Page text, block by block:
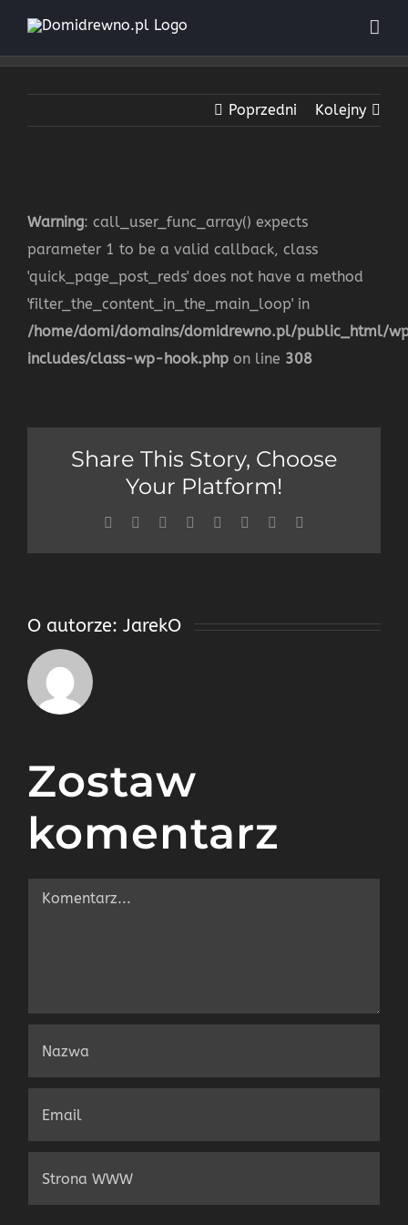
zawartości
Poprzedni Kolejny
Warning: call_user_func_array() expects
parameter 1 to be a valid callback, class
'quick_page_post_reds' does not have a method
'filter_the_content_in_the_main_loop' in
/home/domi/domains/domidrewno.pl/public_html/
includes/class-wp-hook.php on line 308
Share This Story, Choose
Your Platform!
Facebook
TwitterReddit LinkedIn
TumblrPinterest
O autorze: JarekO
Zostaw
komentarz
Comment